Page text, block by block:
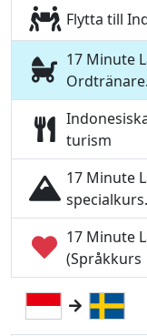
Flytta till
17 Minute
turism
17 Minute
17 Minute
(Språkkurs